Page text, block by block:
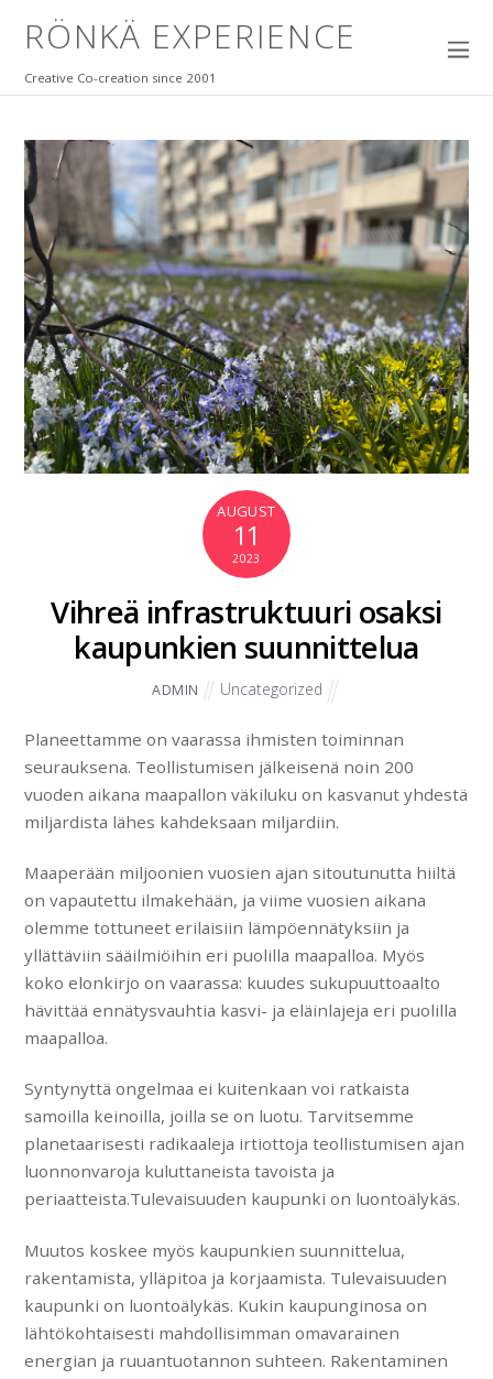
RÖNKÄ EXPERIENCE
Creative Co-creation since 2001
AUGUST
11
2023
Vihreä infrastruktuuri osaksi
kaupunkien suunnittelua
ADMIN Uncategorized
Planeettamme on vaarassa ihmisten toiminnan
seurauksena. Teollistumisen jälkeisenä noin 200
vuoden aikana maapallon väkiluku on kasvanut yhdestä
miljardista lähes kahdeksaan miljardiin.
Maaperään miljoonien vuosien ajan sitoutunutta hiiltä
on vapautettu ilmakehään, ja viime vuosien aikana
olemme tottuneet erilaisiin lämpöennätyksiin ja
yllättäviin sääilmiöihin eri puolilla maapalloa. Myös
koko elonkirjo on vaarassa: kuudes sukupuuttoaalto
hävittää ennätysvauhtia kasvi- ja eläinlajeja eri puolilla
maapalloa.
Syntynyttä ongelmaa ei kuitenkaan voi ratkaista
samoilla keinoilla, joilla se on luotu. Tarvitsemme
planetaarisesti radikaaleja irtiottoja teollistumisen ajan
luonnonvaroja kuluttaneista tavoista ja
periaatteista.Tulevaisuuden kaupunki on luontoälykäs.
Muutos koskee myös kaupunkien suunnittelua,
rakentamista, ylläpitoa ja korjaamista. Tulevaisuuden
kaupunki on luontoälykäs. Kukin kaupunginosa on
lähtökohtaisesti mahdollisimman omavarainen
energian ja ruuantuotannon suhteen. Rakentaminen